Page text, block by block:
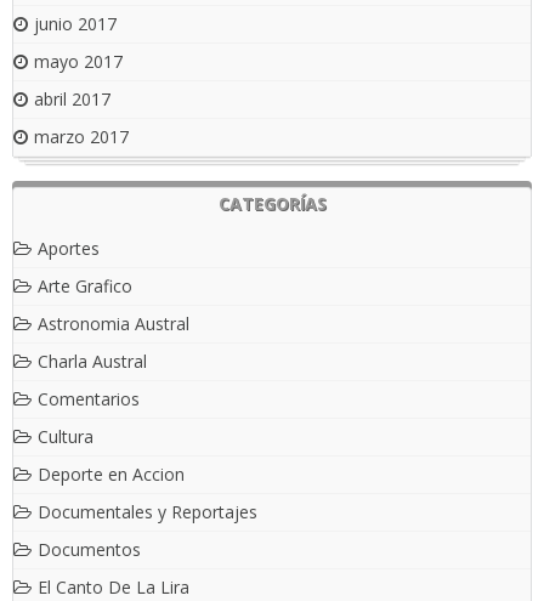
junio 2017
mayo 2017
abril 2017
marzo 2017
CATEGORÍAS
Aportes
Arte Grafico
Astronomia Austral
Charla Austral
Comentarios
Cultura
Deporte en Accion
Documentales y Reportajes
Documentos
El Canto De La Lira